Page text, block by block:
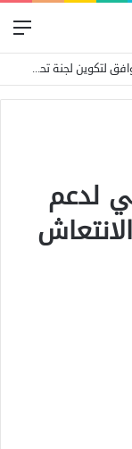
بابكر فيصل: الآلية الخماسية تنصلت من شرط التوافق لتكوين لجنة تحضيرية
لدعم